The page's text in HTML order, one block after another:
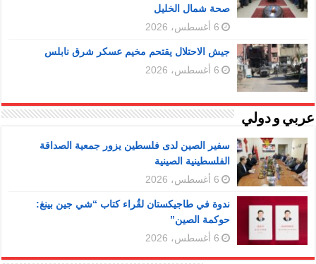
صحة شمال الخليل
6 أغسطس، 2026
جيش الاحتلال يقتحم مخيم عسكر شرق نابلس
6 أغسطس، 2026
عربي و دولي
سفير الصين لدى فلسطين يزور جمعية الصداقة
الفلسطينية الصينية
6 أغسطس، 2026
ندوة في طاجيكستان لقُراء كتاب “شي جين بينغ:
حوكمة الصين”
6 أغسطس، 2026